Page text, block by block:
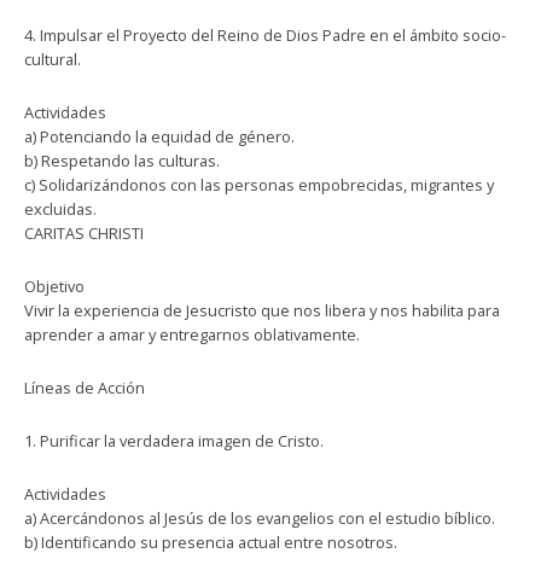
4. Impulsar el Proyecto del Reino de Dios Padre en el ámbito socio-
cultural.
Actividades
a) Potenciando la equidad de género.
b) Respetando las culturas.
c) Solidarizándonos con las personas empobrecidas, migrantes y
excluidas.
CARITAS CHRISTI
Objetivo
Vivir la experiencia de Jesucristo que nos libera y nos habilita para
aprender a amar y entregarnos oblativamente.
Líneas de Acción
1. Purificar la verdadera imagen de Cristo.
Actividades
a) Acercándonos al Jesús de los evangelios con el estudio bíblico.
b) Identificando su presencia actual entre nosotros.